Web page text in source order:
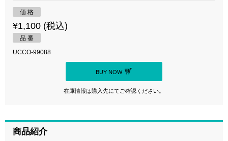
価 格
¥1,100 (税込)
品 番
UCCO-99088
BUY NOW
在庫情報は購入先にてご確認ください。
商品紹介